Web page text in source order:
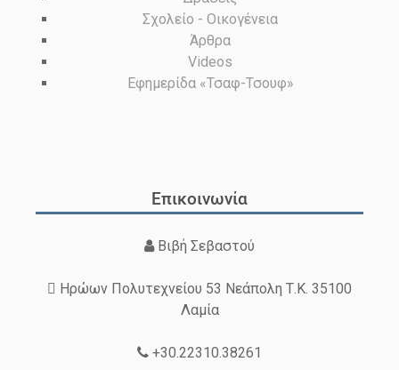
Σχολείο - Οικογένεια
Άρθρα
Videos
Εφημερίδα «Τσαφ-Τσουφ»
Επικοινωνία
Βιβή Σεβαστού
Ηρώων Πολυτεχνείου 53 Νεάπολη Τ.Κ. 35100
Λαμία
+30.22310.38261